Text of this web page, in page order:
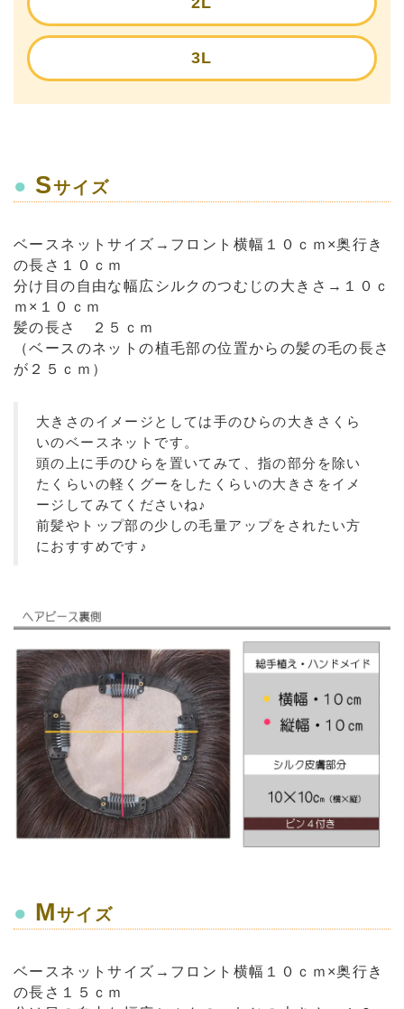
3L
● Sサイズ
ベースネットサイズ→フロント横幅１０ｃｍ×奥行き
の長さ１０ｃｍ
分け目の自由な幅広シルクのつむじの大きさ→１０ｃ
ｍ×１０ｃｍ
髪の長さ ２５ｃｍ
（ベースのネットの植毛部の位置からの髪の毛の長さ
が２５ｃｍ）
大きさのイメージとしては手のひらの大きさくら
いのベースネットです。
頭の上に手のひらを置いてみて、指の部分を除い
たくらいの軽くグーをしたくらいの大きさをイメ
ージしてみてくださいね♪
前髪やトップ部の少しの毛量アップをされたい方
におすすめです♪
● Mサイズ
ベースネットサイズ→フロント横幅１０ｃｍ×奥行き
の長さ１５ｃｍ